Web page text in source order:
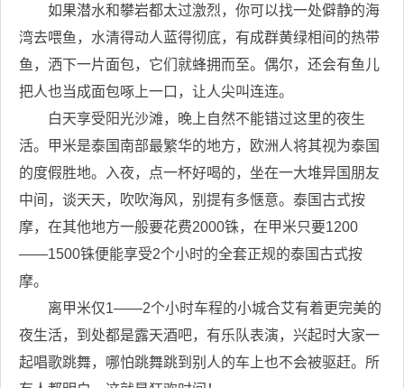
如果潜水和攀岩都太过激烈，你可以找一处僻静的海
湾去喂鱼，水清得动人蓝得彻底，有成群黄绿相间的热带
鱼，洒下一片面包，它们就蜂拥而至。偶尔，还会有鱼儿
把人也当成面包啄上一口，让人尖叫连连。
白天享受阳光沙滩，晚上自然不能错过这里的夜生
活。甲米是泰国南部最繁华的地方，欧洲人将其视为泰国
的度假胜地。入夜，点一杯好喝的，坐在一大堆异国朋友
中间，谈天天，吹吹海风，别提有多惬意。泰国古式按
摩，在其他地方一般要花费2000铢，在甲米只要1200
——1500铢便能享受2个小时的全套正规的泰国古式按
摩。
离甲米仅1——2个小时车程的小城合艾有着更完美的
夜生活，到处都是露天酒吧，有乐队表演，兴起时大家一
起唱歌跳舞，哪怕跳舞跳到别人的车上也不会被驱赶。所